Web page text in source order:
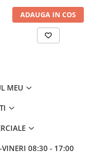
ADAUGA IN COS
MEU
08:30 - 17:00